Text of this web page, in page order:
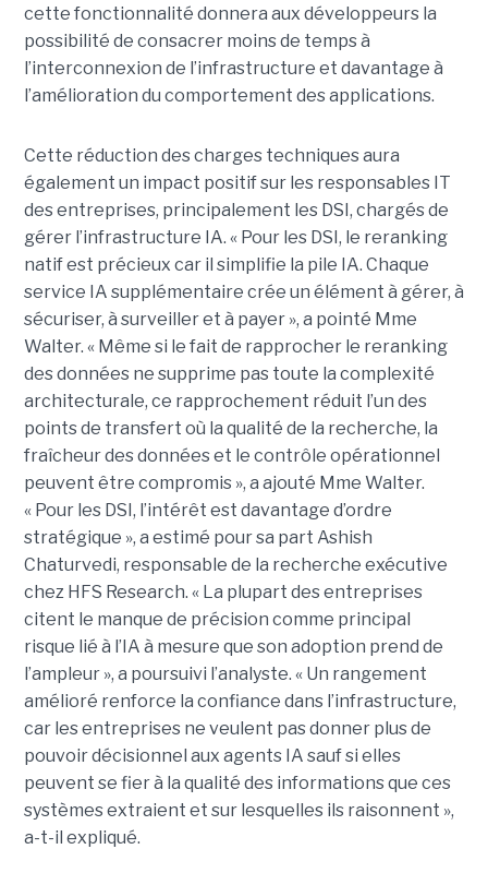
cette fonctionnalité donnera aux développeurs la
possibilité de consacrer moins de temps à
l’interconnexion de l’infrastructure et davantage à
l’amélioration du comportement des applications.
Cette réduction des charges techniques aura
également un impact positif sur les responsables IT
des entreprises, principalement les DSI, chargés de
gérer l’infrastructure IA. « Pour les DSI, le reranking
natif est précieux car il simplifie la pile IA. Chaque
service IA supplémentaire crée un élément à gérer, à
sécuriser, à surveiller et à payer », a pointé Mme
Walter. « Même si le fait de rapprocher le reranking
des données ne supprime pas toute la complexité
architecturale, ce rapprochement réduit l’un des
points de transfert où la qualité de la recherche, la
fraîcheur des données et le contrôle opérationnel
peuvent être compromis », a ajouté Mme Walter.
« Pour les DSI, l’intérêt est davantage d’ordre
stratégique », a estimé pour sa part Ashish
Chaturvedi, responsable de la recherche exécutive
chez HFS Research. « La plupart des entreprises
citent le manque de précision comme principal
risque lié à l’IA à mesure que son adoption prend de
l’ampleur », a poursuivi l’analyste. « Un rangement
amélioré renforce la confiance dans l’infrastructure,
car les entreprises ne veulent pas donner plus de
pouvoir décisionnel aux agents IA sauf si elles
peuvent se fier à la qualité des informations que ces
systèmes extraient et sur lesquelles ils raisonnent »,
a-t-il expliqué.